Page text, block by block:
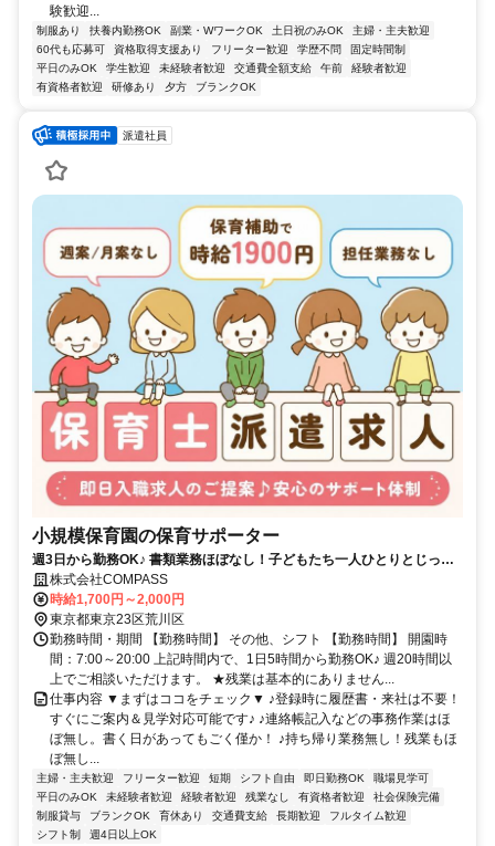
験歓迎...
制服あり 扶養内勤務OK 副業・WワークOK 土日祝のみOK
主婦・主夫歓迎
60代も応募可
資格取得支援あり フリーター歓迎 学歴不問
固定時間制
平日のみOK
学生歓迎 未経験者歓迎 交通費全額支給 午前
経験者歓迎
有資格者歓迎
研修あり 夕方 ブランクOK
派遣社員
小規模保育園の保育サポーター
週3日から勤務OK♪ 書類業務ほぼなし！子どもたち一人ひとりとじっく
り関われる環境です。
株式会社COMPASS
時給1,700円～2,000円
東京都東京23区荒川区
勤務時間・期間 【勤務時間】 その他、シフト 【勤務時間】 開園時
間：7:00～20:00 上記時間内で、1日5時間から勤務OK♪ 週20時間以
上でご相談いただけます。 ★残業は基本的にありません...
仕事内容 ▼まずはココをチェック▼ ♪登録時に履歴書・来社は不要！
すぐにご案内＆見学対応可能です♪ ♪連絡帳記入などの事務作業はほ
ぼ無し。書く日があってもごく僅か！ ♪持ち帰り業務無し！残業もほ
ぼ無し...
主婦・主夫歓迎 フリーター歓迎 短期 シフト自由 即日勤務OK
職場見学可
平日のみOK
未経験者歓迎 経験者歓迎 残業なし 有資格者歓迎
社会保険完備
制服貸与
ブランクOK 育休あり 交通費支給 長期歓迎
フルタイム歓迎
シフト制
週4日以上OK